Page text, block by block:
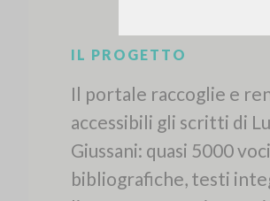
IL PROGETTO
Il portale raccoglie e
accessibili gli scritti di
Giussani: quasi 5000 voci
bibliografiche, testi